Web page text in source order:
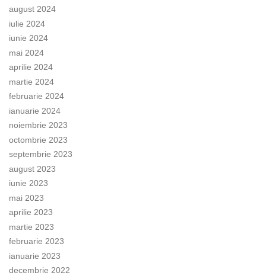
august 2024
iulie 2024
iunie 2024
mai 2024
aprilie 2024
martie 2024
februarie 2024
ianuarie 2024
noiembrie 2023
octombrie 2023
septembrie 2023
august 2023
iunie 2023
mai 2023
aprilie 2023
martie 2023
februarie 2023
ianuarie 2023
decembrie 2022